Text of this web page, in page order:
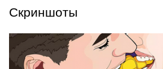
Скриншоты